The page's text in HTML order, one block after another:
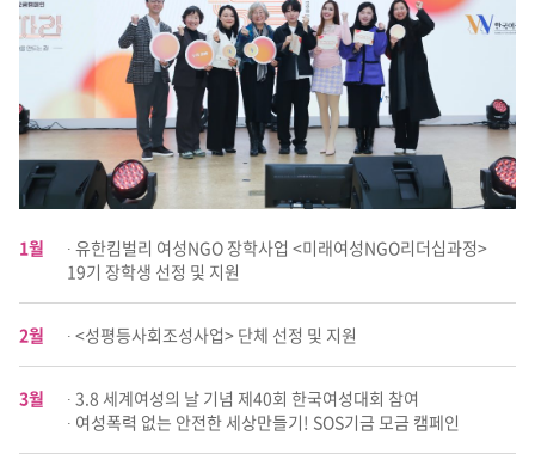
1월
∙ 유한킴벌리 여성NGO 장학사업 <미래여성NGO리더십과정>
19기 장학생 선정 및 지원
2월 ∙ <성평등사회조성사업> 단체 선정 및 지원
3월
∙ 3.8 세계여성의 날 기념 제40회 한국여성대회 참여
∙ 여성폭력 없는 안전한 세상만들기! SOS기금 모금 캠페인